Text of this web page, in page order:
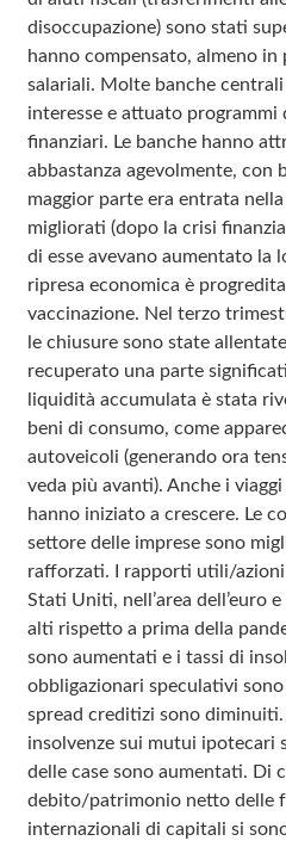
disoccupazione) sono stati
hanno compensato, almeno
salariali. Molte banche
interesse e attuato
finanziari. Le banche hanno
abbastanza agevolmente, con
maggior parte era entrata
migliorati (dopo la crisi
di esse avevano aumentato la
ripresa economica è
vaccinazione. Nel terzo
le chiusure sono state
recuperato una parte
liquidità accumulata è stata
beni di consumo, come
autoveicoli (generando ora
veda più avanti). Anche i
hanno iniziato a crescere. Le
settore delle imprese sono
rafforzati. I rapporti utili/azioni
Stati Uniti, nell’area dell’euro
alti rispetto a prima della
sono aumentati e i tassi di
obbligazionari speculativi
spread creditizi sono
insolvenze sui mutui ipotecari
delle case sono aumentati. Di
debito/patrimonio netto delle
internazionali di capitali si